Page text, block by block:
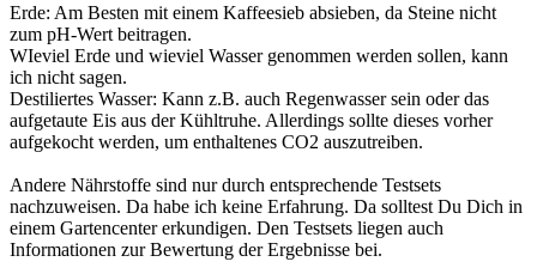
Erde: Am Besten mit einem Kaffeesieb absieben, da Steine nicht
zum pH-Wert beitragen.
WIeviel Erde und wieviel Wasser genommen werden sollen, kann
ich nicht sagen.
Destiliertes Wasser: Kann z.B. auch Regenwasser sein oder das
aufgetaute Eis aus der Kühltruhe. Allerdings sollte dieses vorher
aufgekocht werden, um enthaltenes CO2 auszutreiben.
Andere Nährstoffe sind nur durch entsprechende Testsets
nachzuweisen. Da habe ich keine Erfahrung. Da solltest Du Dich in
einem Gartencenter erkundigen. Den Testsets liegen auch
Informationen zur Bewertung der Ergebnisse bei.